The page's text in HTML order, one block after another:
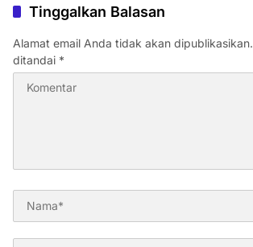
Tinggalkan Balasan
Alamat email Anda tidak akan dipublikasikan.
ditandai *